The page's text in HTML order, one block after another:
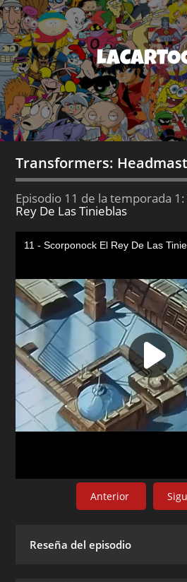
Transformers:
Episodio 11 de la temporada
Rey De Las Tinieblas
Anterior
Reseña del episodio